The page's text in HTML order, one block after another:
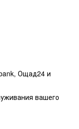
Ощад24 и
вашего